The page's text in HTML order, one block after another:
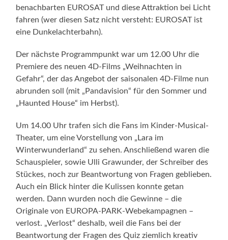
benachbarten EUROSAT und diese Attraktion bei Licht
fahren (wer diesen Satz nicht versteht: EUROSAT ist
eine Dunkelachterbahn).
Der nächste Programmpunkt war um 12.00 Uhr die
Premiere des neuen 4D-Films „Weihnachten in
Gefahr“, der das Angebot der saisonalen 4D-Filme nun
abrunden soll (mit „Pandavision“ für den Sommer und
„Haunted House“ im Herbst).
Um 14.00 Uhr trafen sich die Fans im Kinder-Musical-
Theater, um eine Vorstellung von „Lara im
Winterwunderland“ zu sehen. Anschließend waren die
Schauspieler, sowie Ulli Grawunder, der Schreiber des
Stückes, noch zur Beantwortung von Fragen geblieben.
Auch ein Blick hinter die Kulissen konnte getan
werden. Dann wurden noch die Gewinne – die
Originale von EUROPA-PARK-Webekampagnen –
verlost. „Verlost“ deshalb, weil die Fans bei der
Beantwortung der Fragen des Quiz ziemlich kreativ